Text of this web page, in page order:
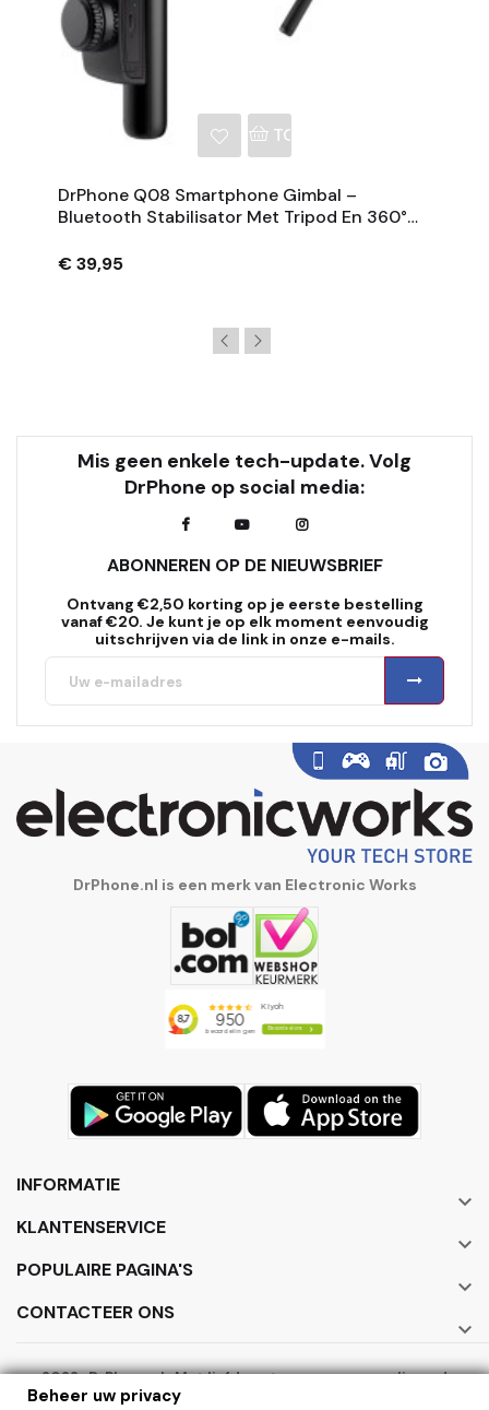
TOEVOEGEN AAN
DrPhone Q08 Smartphone Gimbal –
Bluetooth Stabilisator Met Tripod En 360°
€ 39,95
Mis geen enkele tech-update. Volg
DrPhone op social media:
ABONNEREN OP DE NIEUWSBRIEF
Ontvang €2,50 korting op je eerste bestelling
vanaf €20. Je kunt je op elk moment eenvoudig
uitschrijven via de link in onze e-mails.
DrPhone.nl is een merk van Electronic Works
INFORMATIE

KLANTENSERVICE

POPULAIRE PAGINA'S

CONTACTEER ONS

2022 · DrPhone.nl · Met liefde ontworpen en gerealiseerd
door ElectronicWorks B.V.
Beheer uw privacy